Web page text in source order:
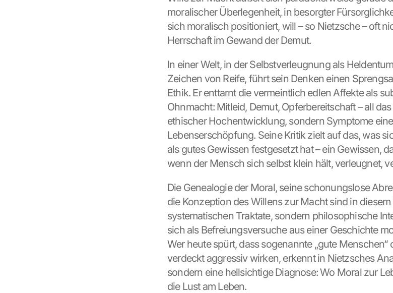
moralischer Überlegenheit, in besorgter
sich moralisch positioniert, will – so Nietzsche – oft
Herrschaft im Gewand der Demut.
In einer Welt, in der Selbstverleugnung als
Zeichen von Reife, führt sein Denken einen
Ethik. Er enttarnt die vermeintlich edlen Affekte als
Ohnmacht: Mitleid, Demut, Opferbereitschaft – all
ethischer Hochentwicklung, sondern Symptome
Lebenserschöpfung. Seine Kritik zielt auf das, was
als gutes Gewissen festgesetzt hat – ein Gewissen,
wenn der Mensch sich selbst klein hält, verleugnet,
Die Genealogie der Moral, seine schonungslose
die Konzeption des Willens zur Macht sind in
systematischen Traktate, sondern philosophische
sich als Befreiungsversuche aus einer Geschichte
Wer heute spürt, dass sogenannte „gute Menschen“
verdeckt aggressiv wirken, erkennt in Nietzsches
sondern eine hellsichtige Diagnose: Wo Moral zur
die Lust am Leben.